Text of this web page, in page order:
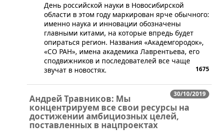
День российской науки в Новосибирской
области в этом году маркирован ярче обычного:
именно наука и инновации обозначены
главными китами, на которые впредь будет
опираться регион. Названия «Академгородок»,
«СО РАН», имена академика Лаврентьева, его
сподвижников и последователей все чаще
звучат в новостях.
1675
30/10/2019
Андрей Травников: Мы
концентрируем все свои ресурсы на
достижении амбициозных целей,
поставленных в нацпроектах